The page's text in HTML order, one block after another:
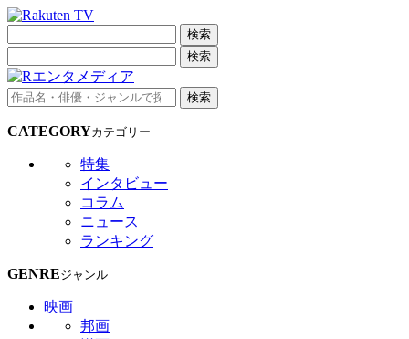
検索
検索
検索
CATEGORYカテゴリー
特集
インタビュー
コラム
ニュース
ランキング
GENREジャンル
映画
邦画